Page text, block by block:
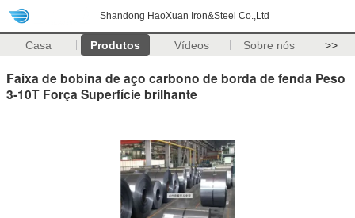
Shandong HaoXuan Iron&Steel Co.,Ltd
Casa Produtos Vídeos Sobre nós >>
Faixa de bobina de aço carbono de borda de fenda Peso
3-10T Força Superfície brilhante